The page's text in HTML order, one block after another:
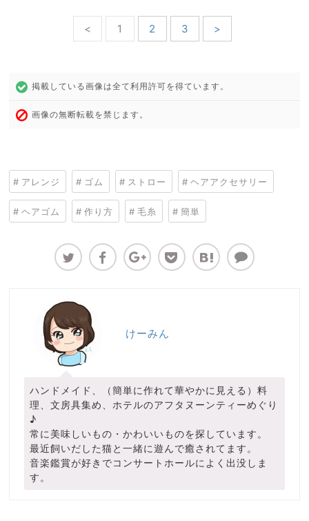
< 1 2 3 >
掲載している画像は全て利用許可を得ています。
画像の無断転載を禁じます。
アレンジ ゴム ストロー ヘアアクセサリー
ヘアゴム 作り方 毛糸 簡単
けーみん
ハンドメイド、（簡単に作れて華やかに見える）料
理、文房具集め、ホテルのアフタヌーンティーめぐり
♪
常に美味しいもの・かわいいものを探しています。
最近飼いだした猫と一緒に遊んで癒されてます。
音楽鑑賞が好きでコンサートホールによく出没しま
す。